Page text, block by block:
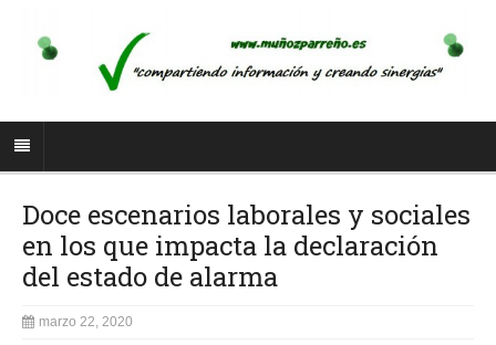
Doce escenarios laborales y sociales
en los que impacta la declaración
del estado de alarma
marzo 22, 2020